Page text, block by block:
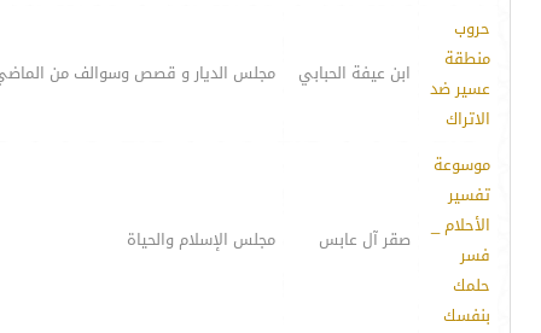
حروب
منطقة
عسير ضد
الاتراك
ابن عيفة الحبابي مجلس الديار و قصص وسوالف من
موسوعة
تفسير
الأحلام _
فسر
حلمك
بنفسك
صقر آل عابس مجلس الإسلام والحياة